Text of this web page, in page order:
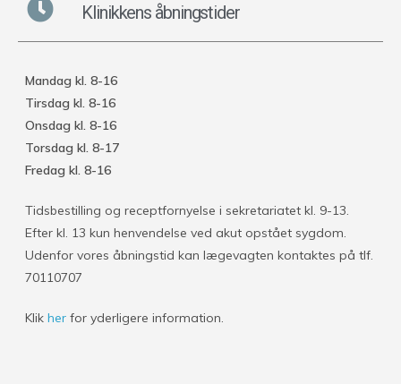
Klinikkens åbningstider
Mandag kl. 8-16
Tirsdag kl. 8-16
Onsdag kl. 8-16
Torsdag kl. 8-17
Fredag kl. 8-16
Tidsbestilling og receptfornyelse i sekretariatet kl. 9-13.
Efter kl. 13 kun henvendelse ved akut opstået sygdom.
Udenfor vores åbningstid kan lægevagten kontaktes på tlf.
70110707
Klik her for yderligere information.